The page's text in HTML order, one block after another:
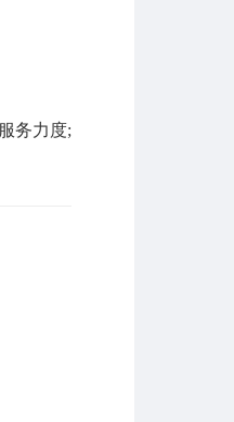
务力度;